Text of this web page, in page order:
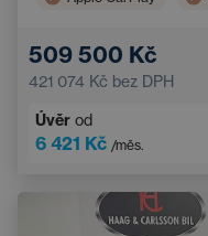
Navigace
509 500 Kč
421 074 Kč bez DPH
Úvěr od
6 421 Kč /měs.